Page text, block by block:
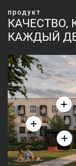
продукт
КАЧЕСТВО,
КАЖДЫЙ